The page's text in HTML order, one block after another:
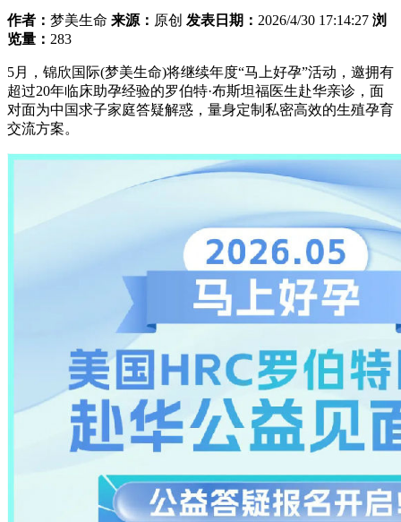
作者： 梦美生命 来源： 原创 发表日期： 2026/4/30 17:14:27 浏
览量： 283
5月，锦欣国际(梦美生命)将继续年度“马上好孕”活动，邀拥有
超过20年临床助孕经验的罗伯特·布斯坦福医生赴华亲诊，面
对面为中国求子家庭答疑解惑，量身定制私密高效的生殖孕育
交流方案。